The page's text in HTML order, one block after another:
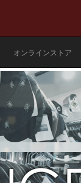
オンラインストア